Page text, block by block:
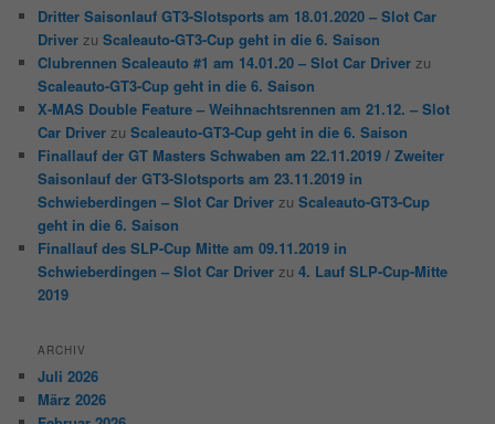
Dritter Saisonlauf GT3-Slotsports am 18.01.2020 – Slot Car
Driver zuScaleauto-GT3-Cup geht in die 6. Saison
Clubrennen Scaleauto #1 am 14.01.20 – Slot Car Driver zu
Scaleauto-GT3-Cup geht in die 6. Saison
X-MAS Double Feature – Weihnachtsrennen am 21.12. – Slot
Car Driver zuScaleauto-GT3-Cup geht in die 6. Saison
Finallauf der GT Masters Schwaben am 22.11.2019 / Zweiter
Saisonlauf der GT3-Slotsports am 23.11.2019 in
Schwieberdingen – Slot Car Driver zuScaleauto-GT3-Cup
geht in die 6. Saison
Finallauf des SLP-Cup Mitte am 09.11.2019 in
Schwieberdingen – Slot Car Driver zu4. Lauf SLP-Cup-Mitte
2019
ARCHIV
Juli 2026
März 2026